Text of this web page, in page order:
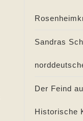
Sandras
Der Feind
Historische